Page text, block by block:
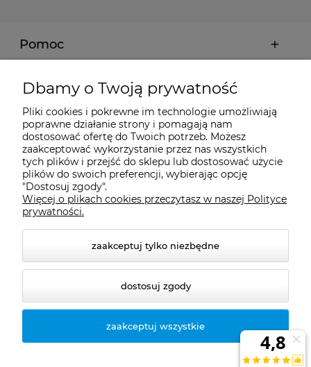
Pomoc
Moje konto
Płatności i dostawa
Informacje
O nas
© 2026 naturazdrowie.pl. Wszelkie prawa zastrzeżone.
Sklep internetowy
Dbamy o Twoją prywatność
Pliki cookies i pokrewne im technologie umożliwiają
poprawne działanie strony i pomagają nam
dostosować ofertę do Twoich potrzeb. Możesz
zaakceptować wykorzystanie przez nas wszystkich
tych plików i przejść do sklepu lub dostosować użycie
plików do swoich preferencji, wybierając opcję
"Dostosuj zgody".
Więcej o plikach cookies przeczytasz w naszej Polityce
prywatności.
zaakceptuj tylko niezbędne
dostosuj zgody
zaakceptuj wszystkie